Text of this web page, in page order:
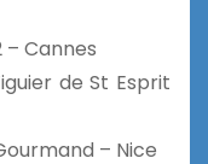
– Cannes
de St Esprit
– Nice